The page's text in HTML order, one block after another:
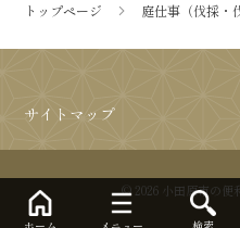
トップページ 庭仕事（伐採・
サイトマップ
© 2026 小田原市の便